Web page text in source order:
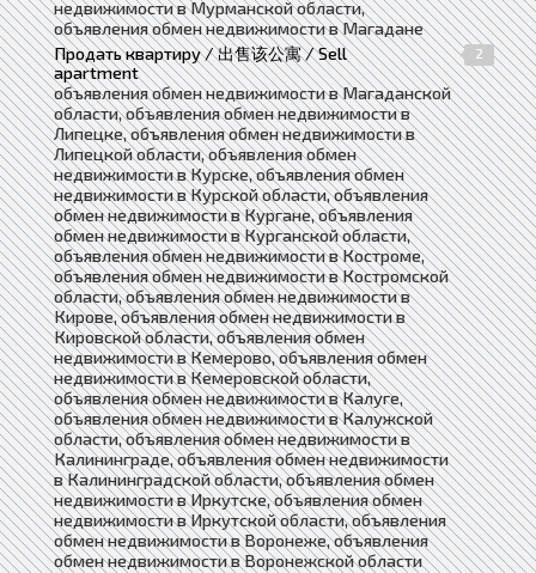
недвижимости в Мурманской области,
объявления обмен недвижимости в Магадане
Продать квартиру / 出售该公寓 / Sell
apartment
2
объявления обмен недвижимости в Магаданской
области, объявления обмен недвижимости в
Липецке, объявления обмен недвижимости в
Липецкой области, объявления обмен
недвижимости в Курске, объявления обмен
недвижимости в Курской области, объявления
обмен недвижимости в Кургане, объявления
обмен недвижимости в Курганской области,
объявления обмен недвижимости в Костроме,
объявления обмен недвижимости в Костромской
области, объявления обмен недвижимости в
Кирове, объявления обмен недвижимости в
Кировской области, объявления обмен
недвижимости в Кемерово, объявления обмен
недвижимости в Кемеровской области,
объявления обмен недвижимости в Калуге,
объявления обмен недвижимости в Калужской
области, объявления обмен недвижимости в
Калининграде, объявления обмен недвижимости
в Калининградской области, объявления обмен
недвижимости в Иркутске, объявления обмен
недвижимости в Иркутской области, объявления
обмен недвижимости в Воронеже, объявления
обмен недвижимости в Воронежской области